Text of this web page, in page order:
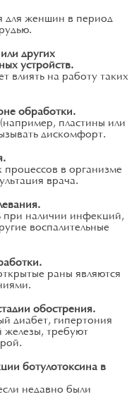
для женщин в период
других
устройств.
влиять на работу таких
обработки.
пластины или
дискомфорт.
в организме
врача.
при наличии инфекций,
воспалительные
раны являются
обострения.
диабет, гипертония
железы, требуют
ботулотоксина в
недавно были